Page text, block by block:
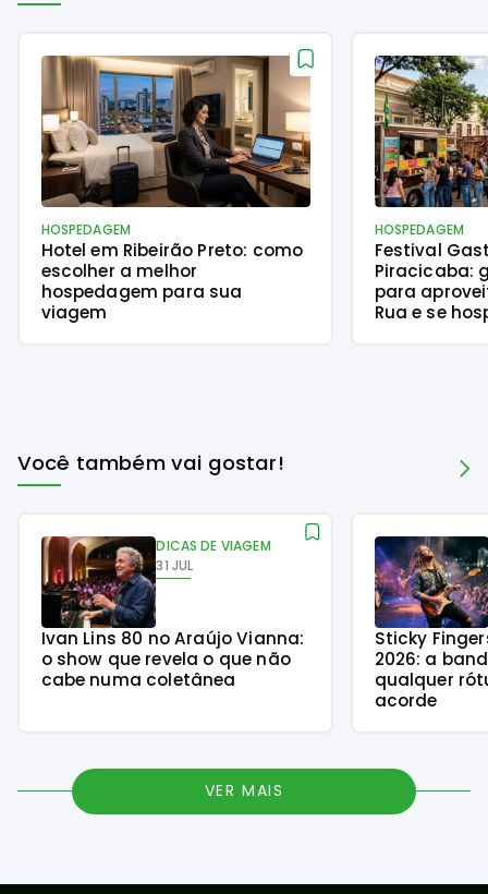
HOSPEDAGEM
Hotel em Ribeirão Preto: como
escolher a melhor
hospedagem para sua
viagem
HOSPEDAGEM
Festival
Piracicaba:
para
Rua e se
Você também vai gostar!
DICAS DE VIAGEM
31 JUL
Ivan Lins 80 no Araújo Vianna:
o show que revela o que não
cabe numa coletânea
Sticky
2026: a
qualquer
acorde
VER MAIS